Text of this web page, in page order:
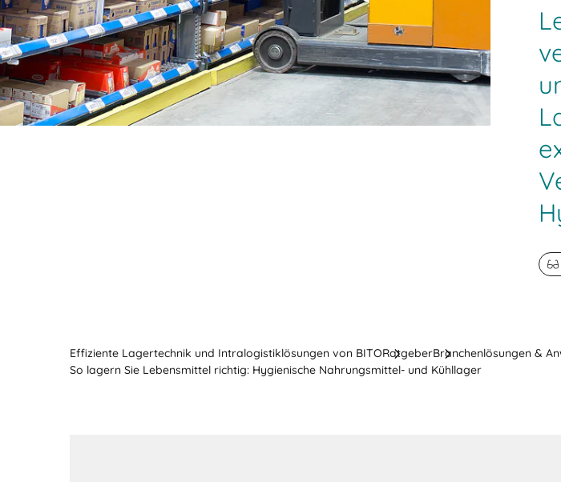
Effiziente Lagertechnik und Intralogistiklösungen von BITORatgeberBranchenlösungen &
So lagern Sie Lebensmittel richtig: Hygienische Nahrungsmittel- und Kühllager